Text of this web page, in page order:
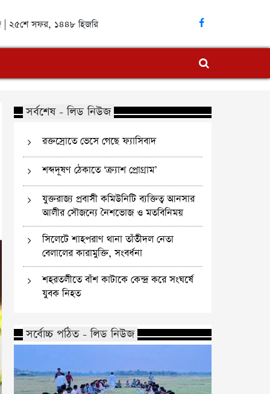
| ২৫শে সফর, ১৪৪৮ হিজরি
সর্বশেষ - লিড নিউজ
রক্তস্রোতে ভেসে গেছে ফ্যাসিবাদ
শব্দদূষণ ঠেকাতে ‘ক্র্যাশ প্রোগ্রাম’
যুক্তরাজ্য প্রবাসী কমিউনিটি ব্যক্তিত্ব আনসার
আলীর সৌজন্যে নৈশভোজ ও মতবিনিময়
সিলেটে শাহপরাণ থানা তাঁতীদল নেতা
বেলালের কারামুক্তি, সংবর্ধনা
শহরতলীতে বাঁশ কাটাকে কেন্দ্র করে সংঘর্ষে
যুবক নিহত
সর্বোচ্চ পঠিত - লিড নিউজ